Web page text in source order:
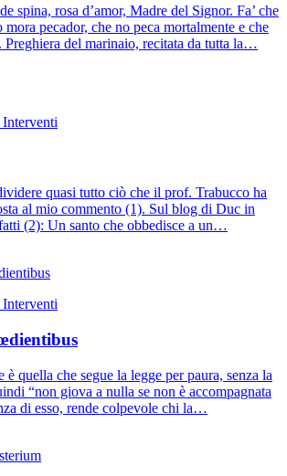
spina, rosa d’amor, Madre del Signor. Fa’ che
pecador, che no peca mortalmente e che
Preghiera del marinaio, recitata da tutta la…
Interventi
quasi tutto ciò che il prof. Trabucco ha
al mio commento (1). Sul blog di Duc in
(2): Un santo che obbedisce a un…
Interventi
è quella che segue la legge per paura, senza la
“non giova a nulla se non è accompagnata
di esso, rende colpevole chi la…